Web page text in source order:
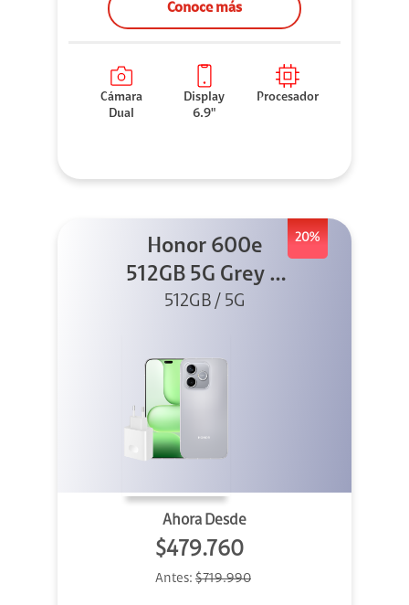
Conoce más
Cámara
Dual
Display
6.9"
Procesador
20%
Honor 600e
512GB 5G Grey +
45W
512GB / 5G
Ahora Desde
$479.760
Antes: $719.990